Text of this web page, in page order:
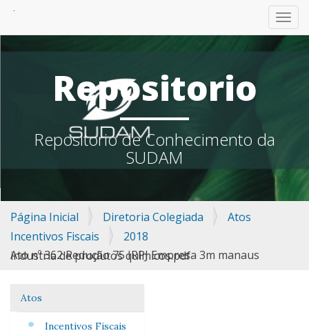
Repositorio
Repositorio de Conhecimento da
SUDAM
Página Inicial Diretoria Colegiada
Atos
Incentivos Fiscais
2018
Ato nº 362 Redução 75 IRPJ Empresa 3m manaus industria de produtos quimicos.pdf
Navegação
Atos
Incentivos Fiscais